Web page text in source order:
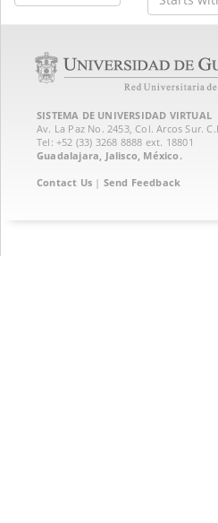
SISTEMA DE UNIVERSIDAD VIRTUAL
Av. La Paz No. 2453, Col. Arcos Sur.
Tel: +52 (33) 3268 8888‏ ext. 18801
Guadalajara, Jalisco, México.
Contact Us | Send Feedback